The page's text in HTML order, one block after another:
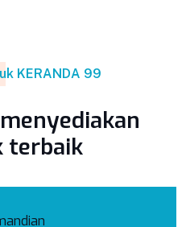
KERANDA 99
terbaik